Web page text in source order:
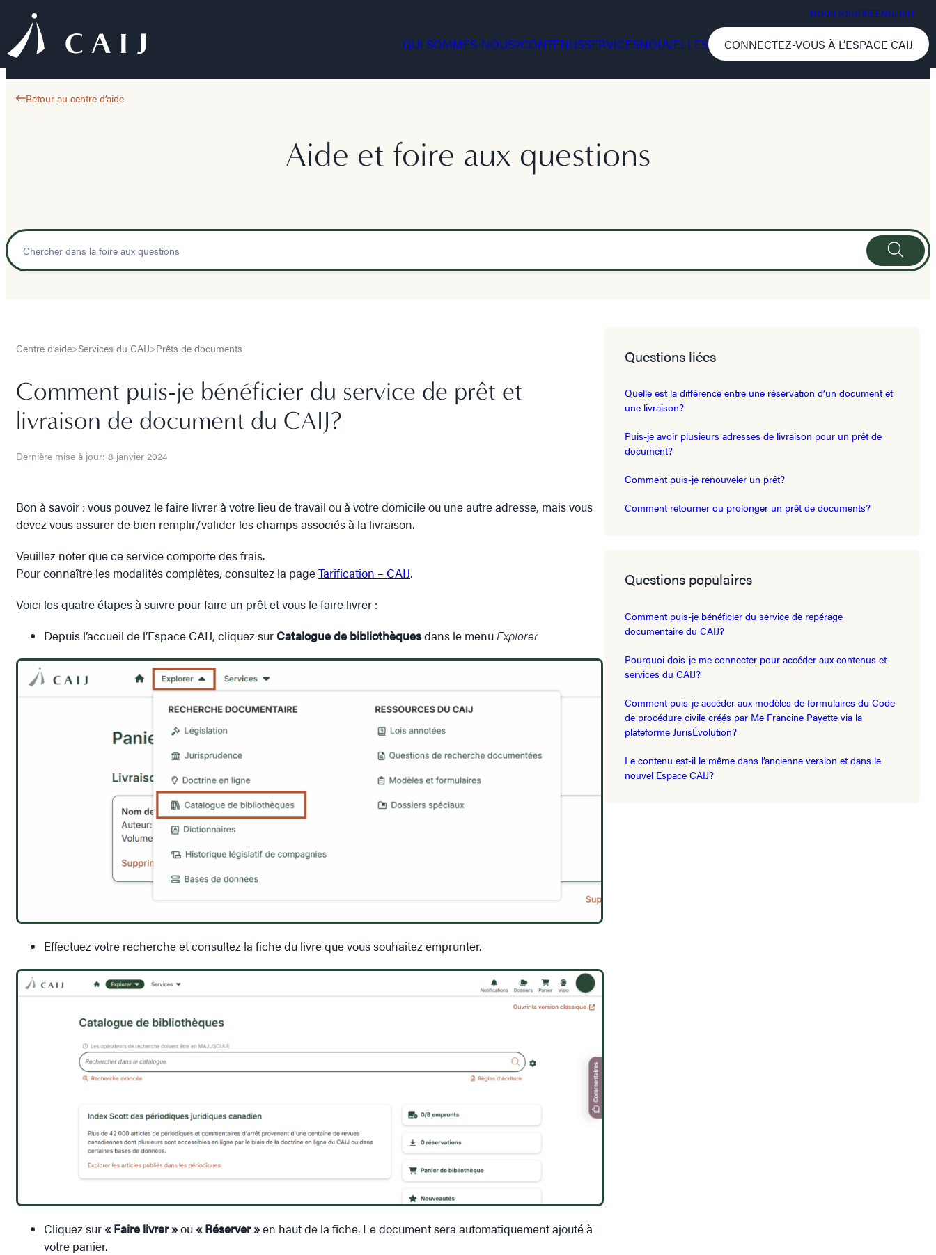
NOUS JOINDREENGLISH
QUI SOMMES-NOUS?CONTENUSSERVICESNOUVELLES CONNECTEZ-VOUS À L’ESPACE CAIJ
Retour au centre d’aide
Aide et foire aux questions
Centre d’aide>Services du CAIJ>Prêts de documents
Comment puis-je bénéficier du service de prêt et
livraison de document du CAIJ?
Dernière mise à jour: 8 janvier 2024
Bon à savoir : vous pouvez le faire livrer à votre lieu de travail ou à votre domicile ou une autre adresse, mais vous
devez vous assurer de bien remplir/valider les champs associés à la livraison.
Veuillez noter que ce service comporte des frais.
Pour connaître les modalités complètes, consultez la pageTarification – CAIJ.
Voici les quatre étapes à suivre pour faire un prêt et vous le faire livrer :
Depuis l’accueil de l’Espace CAIJ, cliquez sur Catalogue de bibliothèquesdans le menuExplorer
Effectuez votre recherche et consultez la fiche du livre que vous souhaitez emprunter.
Cliquez sur « Faire livrer »ou « Réserver »en haut de la fiche. Le document sera automatiquement ajouté à
votre panier.
Questions liées
Quelle est la différence entre une réservation d’un document et
une livraison?
Puis-je avoir plusieurs adresses de livraison pour un prêt de
document?
Comment puis-je renouveler un prêt?
Comment retourner ou prolonger un prêt de documents?
Questions populaires
Comment puis-je bénéficier du service de repérage
documentaire du CAIJ?
Pourquoi dois-je me connecter pour accéder aux contenus et
services du CAIJ?
Comment puis-je accéder aux modèles de formulaires du Code
de procédure civile créés par Me Francine Payette via la
plateforme JurisÉvolution?
Le contenu est-il le même dans l’ancienne version et dans le
nouvel Espace CAIJ?